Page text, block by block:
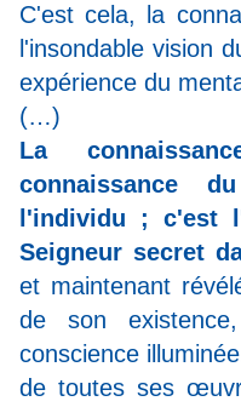
C'est cela, la
l'insondable vision
expérience du
(…)
La
connaissance
l'individu ; c'est
Seigneur secret
et maintenant
de son
conscience
de toutes ses